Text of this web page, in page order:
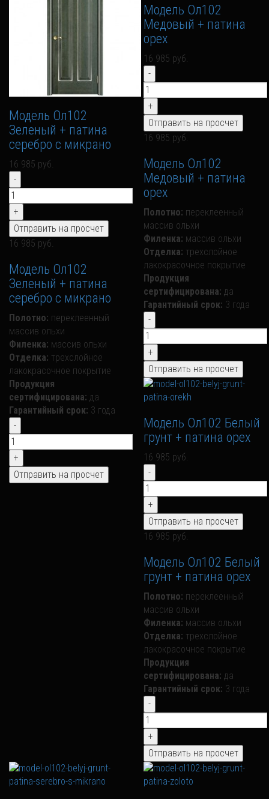
Модель Ол102
Зеленый + патина
серебро с микрано
16 985 руб.
16 985 руб.
Модель Ол102
Зеленый + патина
серебро с микрано
Полотно: переклеенный
массив ольхи
Филенка: массив ольхи
Отделка: трехслойное
лакокрасочное покрытие
Продукция
сертифицирована: да
Гарантийный срок: 3 года
Модель Ол102
Медовый + патина
орех
16 985 руб.
16 985 руб.
Модель Ол102
Медовый + патина
орех
Полотно: переклеенный
массив ольхи
Филенка: массив ольхи
Отделка: трехслойное
лакокрасочное покрытие
Продукция
сертифицирована: да
Гарантийный срок: 3 года
Модель Ол102 Белый
грунт + патина орех
16 985 руб.
16 985 руб.
Модель Ол102 Белый
грунт + патина орех
Полотно: переклеенный
массив ольхи
Филенка: массив ольхи
Отделка: трехслойное
лакокрасочное покрытие
Продукция
сертифицирована: да
Гарантийный срок: 3 года